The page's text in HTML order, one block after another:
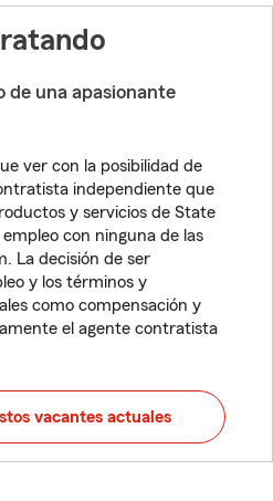
de una apasionante
ver con la posibilidad de
independiente que
y servicios de State
con ninguna de las
La decisión de ser
y los términos y
como compensación y
el agente contratista
vacantes actuales